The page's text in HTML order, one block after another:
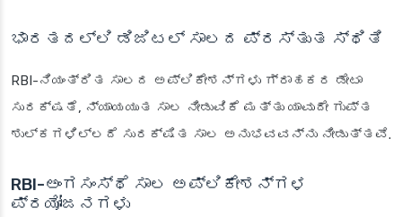
ಭಾರತದಲ್ಲಿ ಡಿಜಿಟಲ್ ಸಾಲದ ಪ್ರಸ್ತುತ ಸ್ಥಿತಿ
RBI-ನಿಯಂತ್ರಿತ ಸಾಲದ ಅಪ್ಲಿಕೇಶನ್‌ಗಳು ಗ್ರಾಹಕರ ಡೇಟಾ
ಸುರಕ್ಷತೆ, ನ್ಯಾಯಯುತ ಸಾಲ ನೀಡುವಿಕೆ ಮತ್ತು ಯಾವುದೇ ಗುಪ್ತ
ಶುಲ್ಕಗಳಿಲ್ಲದೆ ಸುರಕ್ಷಿತ ಸಾಲ ಅನುಭವವನ್ನು ನೀಡುತ್ತವೆ.
RBI-ಅಂಗಸಂಸ್ಥೆ ಸಾಲ ಅಪ್ಲಿಕೇಶನ್‌ಗಳ
ಪ್ರಯೋಜನಗಳು